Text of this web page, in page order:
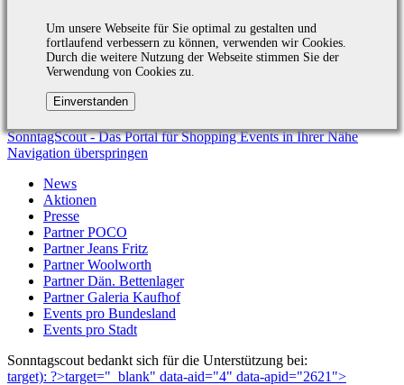
Um unsere Webseite für Sie optimal zu gestalten und
fortlaufend verbessern zu können, verwenden wir Cookies.
Durch die weitere Nutzung der Webseite stimmen Sie der
Verwendung von Cookies zu.
SonntagScout - Das Portal für Shopping Events in Ihrer Nähe
Navigation überspringen
News
Aktionen
Presse
Partner POCO
Partner Jeans Fritz
Partner Woolworth
Partner Dän. Bettenlager
Partner Galeria Kaufhof
Events pro Bundesland
Events pro Stadt
Sonntagscout bedankt sich für die Unterstützung bei:
target): ?>target="_blank" data-aid="4" data-apid="2621">